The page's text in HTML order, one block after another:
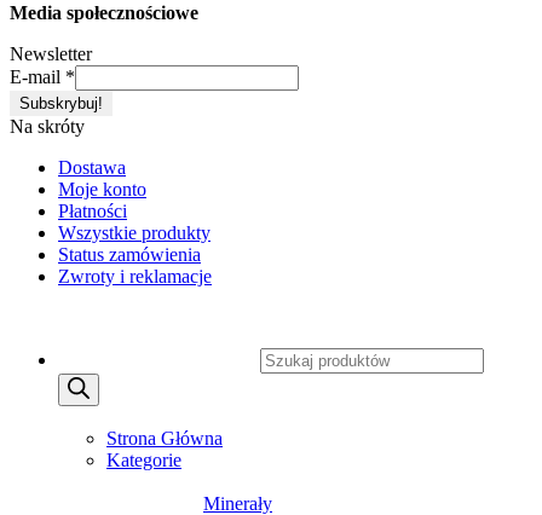
Media społecznościowe
Newsletter
E-mail *
Na skróty
Dostawa
Moje konto
Płatności
Wszystkie produkty
Status zamówienia
Zwroty i reklamacje
Strona Główna
Kategorie
Minerały